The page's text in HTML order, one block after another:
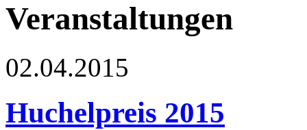
Veranstaltungen
02.04.2015
Huchelpreis 2015